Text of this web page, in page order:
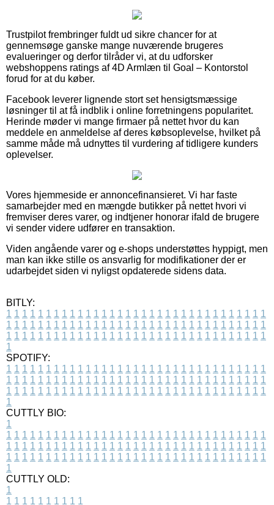
Trustpilot frembringer fuldt ud sikre chancer for at
gennemsøge ganske mange nuværende brugeres
evalueringer og derfor tilråder vi, at du udforsker
webshoppens ratings af 4D Armlæn til Goal – Kontorstol
forud for at du køber.
Facebook leverer lignende stort set hensigtsmæssige
løsninger til at få indblik i online forretningens popularitet.
Herinde møder vi mange firmaer på nettet hvor du kan
meddele en anmeldelse af deres købsoplevelse, hvilket på
samme måde må udnyttes til vurdering af tidligere kunders
oplevelser.
Vores hjemmeside er annoncefinansieret. Vi har faste
samarbejder med en mængde butikker på nettet hvori vi
fremviser deres varer, og indtjener honorar ifald de brugere
vi sender videre udfører en transaktion.
Viden angående varer og e-shops understøttes hyppigt, men
man kan ikke stille os ansvarlig for modifikationer der er
udarbejdet siden vi nyligst opdaterede sidens data.
BITLY:
1 1 1 1 1 1 1 1 1 1 1 1 1 1 1 1 1 1 1 1 1 1 1 1 1 1 1 1 1 1 1 1 1
1 1 1 1 1 1 1 1 1 1 1 1 1 1 1 1 1 1 1 1 1 1 1 1 1 1 1 1 1 1 1 1 1
1 1 1 1 1 1 1 1 1 1 1 1 1 1 1 1 1 1 1 1 1 1 1 1 1 1 1 1 1 1 1 1 1
1
SPOTIFY:
1 1 1 1 1 1 1 1 1 1 1 1 1 1 1 1 1 1 1 1 1 1 1 1 1 1 1 1 1 1 1 1 1
1 1 1 1 1 1 1 1 1 1 1 1 1 1 1 1 1 1 1 1 1 1 1 1 1 1 1 1 1 1 1 1 1
1 1 1 1 1 1 1 1 1 1 1 1 1 1 1 1 1 1 1 1 1 1 1 1 1 1 1 1 1 1 1 1 1
1
CUTTLY BIO:
1
1 1 1 1 1 1 1 1 1 1 1 1 1 1 1 1 1 1 1 1 1 1 1 1 1 1 1 1 1 1 1 1 1
1 1 1 1 1 1 1 1 1 1 1 1 1 1 1 1 1 1 1 1 1 1 1 1 1 1 1 1 1 1 1 1 1
1 1 1 1 1 1 1 1 1 1 1 1 1 1 1 1 1 1 1 1 1 1 1 1 1 1 1 1 1 1 1 1 1
1
CUTTLY OLD:
1
1 1 1 1 1 1 1 1 1 1